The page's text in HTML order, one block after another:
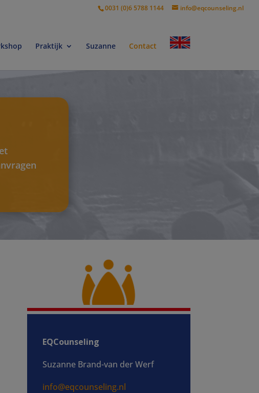
0031 (0)6 5788 1144 info@eqcounseling.nl
Praktijk Suzanne Contact
EQCounseling
Suzanne Brand-van der Werf
info@eqcounseling.nl